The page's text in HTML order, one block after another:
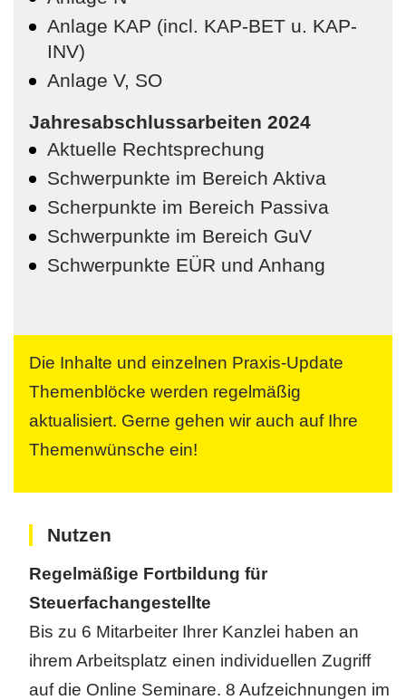
Anlage KAP (incl. KAP-BET u. KAP-
INV)
Anlage V, SO
Jahresabschlussarbeiten 2024
Aktuelle Rechtsprechung
Schwerpunkte im Bereich Aktiva
Scherpunkte im Bereich Passiva
Schwerpunkte im Bereich GuV
Schwerpunkte EÜR und Anhang
Die Inhalte und einzelnen Praxis-Update
Themenblöcke werden regelmäßig
aktualisiert. Gerne gehen wir auch auf Ihre
Themenwünsche ein!
Nutzen
Regelmäßige Fortbildung für
Steuerfachangestellte
Bis zu 6 Mitarbeiter Ihrer Kanzlei haben an
ihrem Arbeitsplatz einen individuellen Zugriff
auf die Online Seminare. 8 Aufzeichnungen im